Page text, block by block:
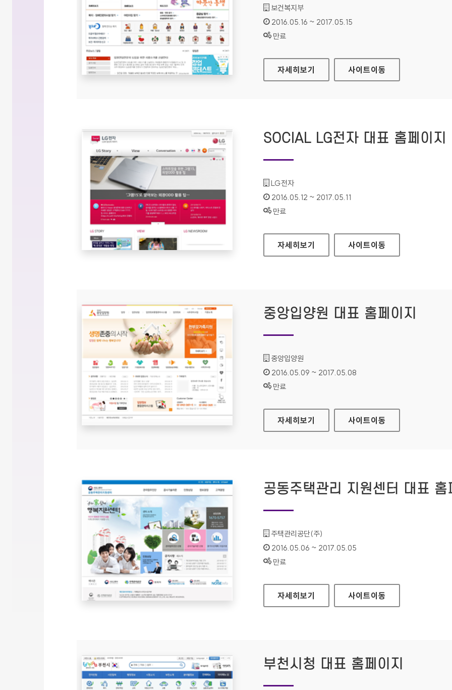
기관명 :
보건복지부
인증기간 :
2016.05.16 ~ 2017.05.15
상태 :
만료
보건복지부 대표 홈페이지
자세히보기 사이트이동
SOCIAL LG전자 대표 홈페이지
기관명 :
LG전자
인증기간 :
2016.05.12 ~ 2017.05.11
상태 :
만료
SOCIAL LG전자 대표 홈페이지
자세히보기 사이트이동
중앙입양원 대표 홈페이지
기관명 :
중앙입양원
인증기간 :
2016.05.09 ~ 2017.05.08
상태 :
만료
중앙입양원 대표 홈페이지
자세히보기 사이트이동
공동주택관리 지원센터 대표 홈
기관명 :
주택관리공단(주)
인증기간 :
2016.05.06 ~ 2017.05.05
상태 :
만료
공동주택관리 지원센터 대표 홈페이지
자세히보기 사이트이동
부천시청 대표 홈페이지